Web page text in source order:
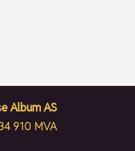
Album AS
910 MVA